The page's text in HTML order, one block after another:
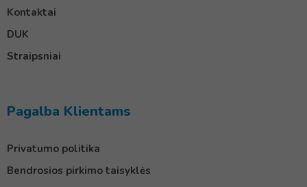
Kontaktai
DUK
Straipsniai
Pagalba Klientams
Privatumo politika
Bendrosios pirkimo taisyklės